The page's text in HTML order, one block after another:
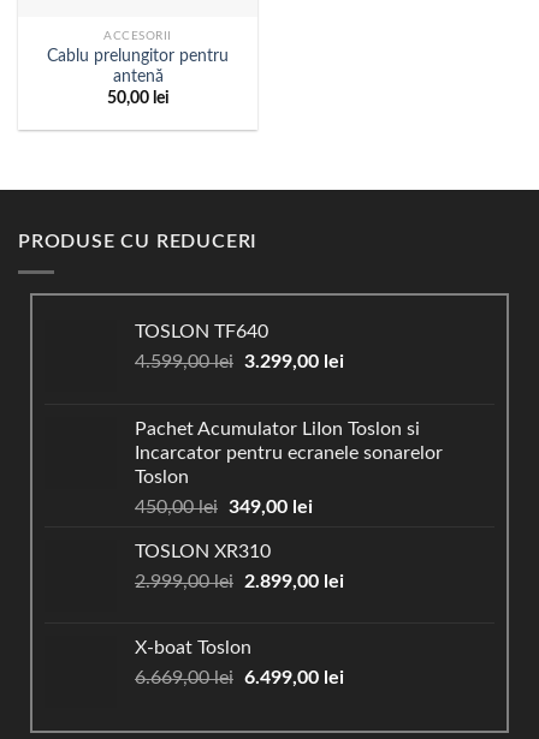
ACCESORII
Cablu prelungitor pentru
antenă
50,00 lei
PRODUSE CU REDUCERI
TOSLON TF640
4.599,00lei Prețul
fost:
4.599,00 lei.
3.299,00 leiPrețul
3.299,00 lei.
Pachet Acumulator LiIon Toslon si
Incarcator pentru ecranele sonarelor
Toslon
450,00lei Prețul
a
fost:
349,00 leiPrețul
349,00 lei.
TOSLON XR310
2.999,00lei
Prețul
fost:
2.999,00 lei.
2.899,00 leiPrețul
X-boat Toslon
6.669,00lei Prețul
a
6.499,00 leiPrețul
este: